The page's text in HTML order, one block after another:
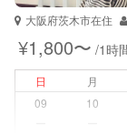
受験対策
大阪府茨木市在住
¥1,800〜 /1時
日 月
09
10